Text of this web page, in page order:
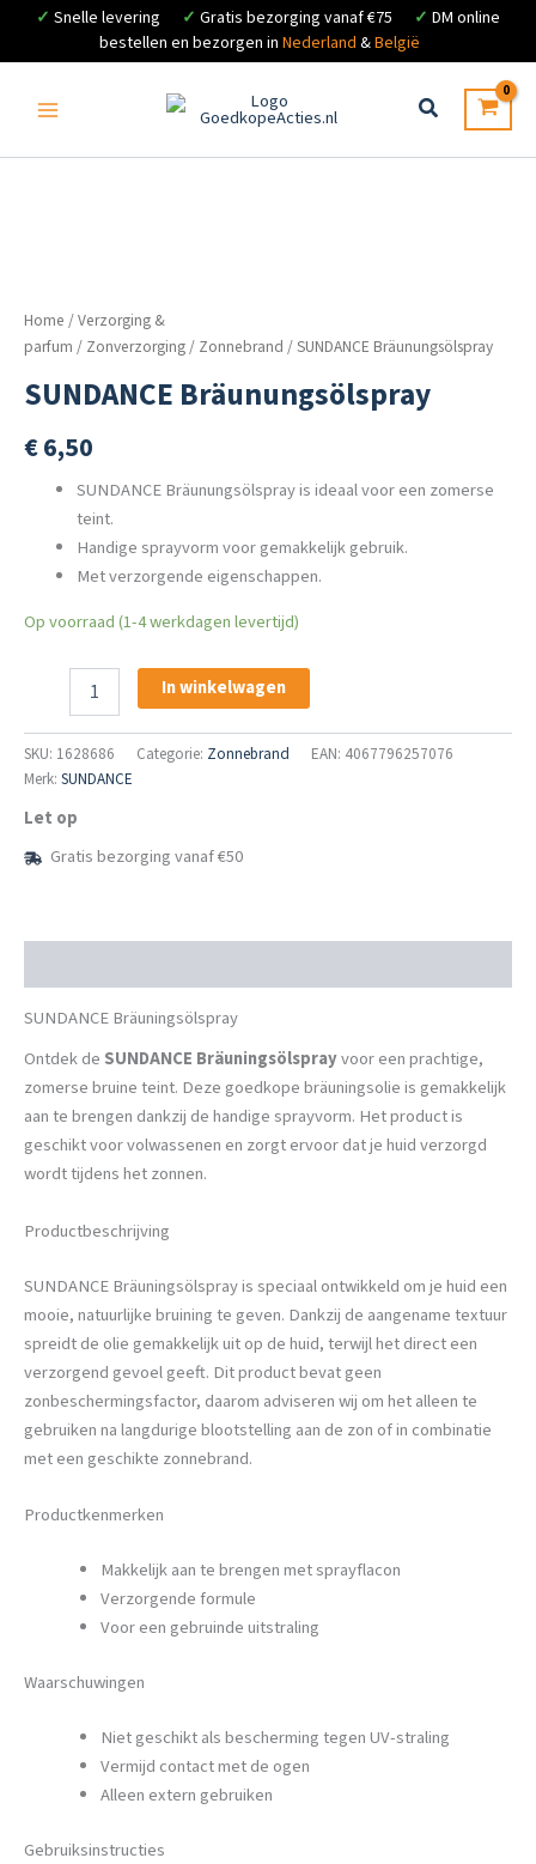
✓ Snelle levering ✓ Gratis bezorging vanaf €75 ✓ DM online
bestellen en bezorgen in Nederland &België
inhoud
Home /Verzorging &
parfum / Zonverzorging/ Zonnebrand / SUNDANCE Bräunungsölspray
SUNDANCE Bräunungsölspray
€6,50
SUNDANCE Bräunungsölspray is ideaal voor een zomerse
teint.
Handige sprayvorm voor gemakkelijk gebruik.
Met verzorgende eigenschappen.
Op voorraad (1-4 werkdagen levertijd)
Bräunungsölspray
In winkelwagen
SKU: 1628686 Categorie: Zonnebrand
EAN: 4067796257076
Merk: SUNDANCE
Let op
Gratis bezorging vanaf €50
SUNDANCE Bräuningsölspray
Ontdek de SUNDANCE Bräuningsölsprayvoor een prachtige,
zomerse bruine teint. Deze goedkope bräuningsolie is gemakkelijk
aan te brengen dankzij de handige sprayvorm. Het product is
geschikt voor volwassenen en zorgt ervoor dat je huid verzorgd
wordt tijdens het zonnen.
Productbeschrijving
SUNDANCE Bräuningsölspray is speciaal ontwikkeld om je huid een
mooie, natuurlijke bruining te geven. Dankzij de aangename textuur
spreidt de olie gemakkelijk uit op de huid, terwijl het direct een
verzorgend gevoel geeft. Dit product bevat geen
zonbeschermingsfactor, daarom adviseren wij om het alleen te
gebruiken na langdurige blootstelling aan de zon of in combinatie
met een geschikte zonnebrand.
Productkenmerken
Makkelijk aan te brengen met sprayflacon
Verzorgende formule
Voor een gebruinde uitstraling
Waarschuwingen
Niet geschikt als bescherming tegen UV-straling
Vermijd contact met de ogen
Alleen extern gebruiken
Gebruiksinstructies